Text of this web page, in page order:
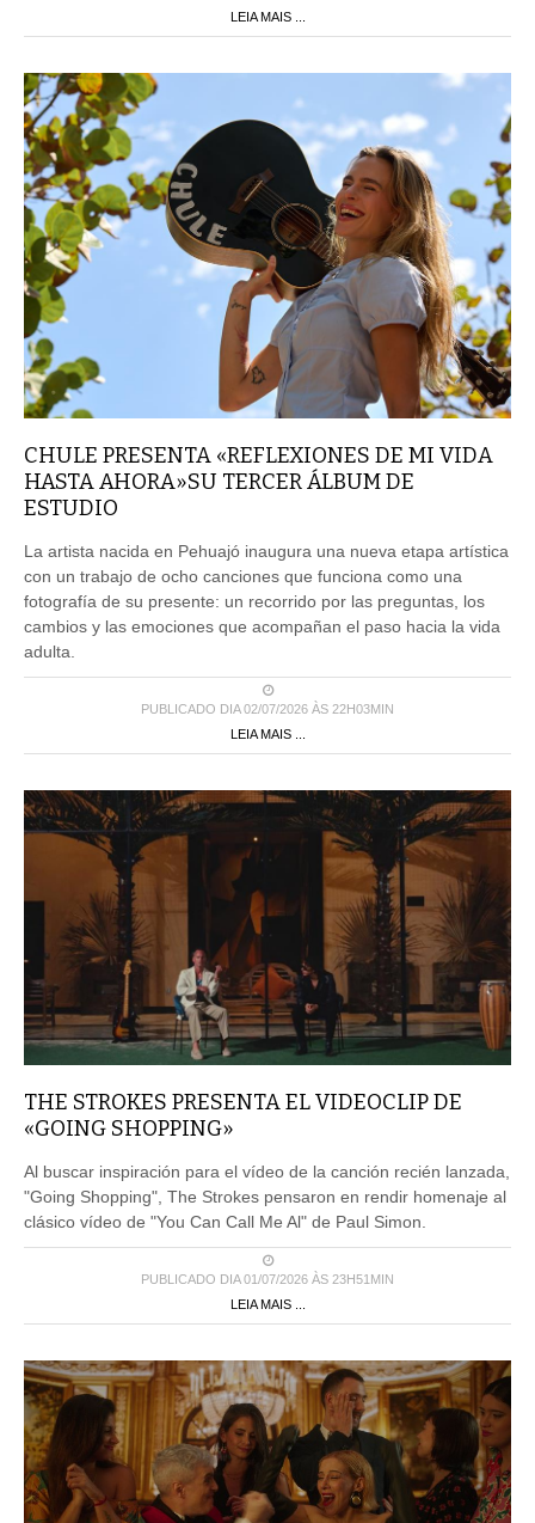
LEIA MAIS ...
CHULE PRESENTA «REFLEXIONES DE MI VIDA
HASTA AHORA»SU TERCER ÁLBUM DE
ESTUDIO
La artista nacida en Pehuajó inaugura una nueva etapa artística
con un trabajo de ocho canciones que funciona como una
fotografía de su presente: un recorrido por las preguntas, los
cambios y las emociones que acompañan el paso hacia la vida
adulta.
PUBLICADO DIA 02/07/2026 ÀS 22H03MIN
LEIA MAIS ...
THE STROKES PRESENTA EL VIDEOCLIP DE
«GOING SHOPPING»
Al buscar inspiración para el vídeo de la canción recién lanzada,
"Going Shopping", The Strokes pensaron en rendir homenaje al
clásico vídeo de "You Can Call Me Al" de Paul Simon.
PUBLICADO DIA 01/07/2026 ÀS 23H51MIN
LEIA MAIS ...